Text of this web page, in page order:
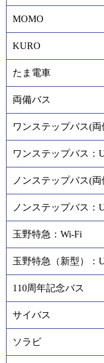
MOMO
KURO
たま電車
両備バス
ワンステップバス(両
ワンステップバス：
ノンステップバス(両
ノンステップバス：
玉野特急：Wi-Fi
玉野特急（新型）：
110周年記念バス
サイバス
ソラビ